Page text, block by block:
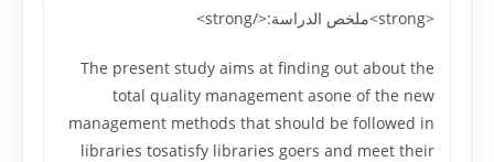
<strong>ملخص الدراسة:</strong>
The present study aims at finding out about the
total quality management asone of the new
management methods that should be followed in
libraries tosatisfy libraries goers and meet their